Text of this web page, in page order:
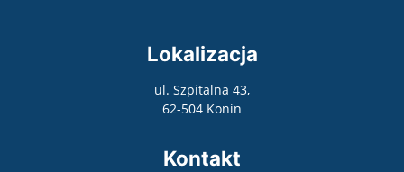
Lokalizacja
ul. Szpitalna 43,
62-504 Konin
Kontakt